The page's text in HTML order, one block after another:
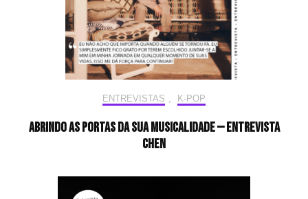
ENTREVISTAS , K-POP
Abrindo as portas da sua musicalidade — Entrevista
CHEN